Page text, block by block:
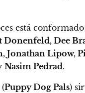
está
Donenfeld, Dee
Jonathan Lipow,
Nasim Pedrad.
(Puppy Dog Pals)